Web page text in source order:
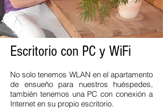
Escritorio con PC y WiFi
No solo tenemos WLAN en el apartamento
de ensueño para nuestros huéspedes,
también tenemos una PC con conexión a
Internet en su propio escritorio.